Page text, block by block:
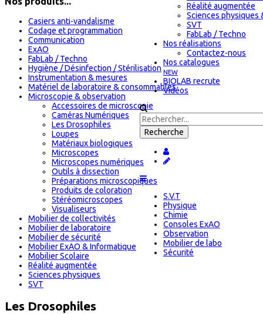
Réalité augmentée
Sciences physiques
SVT
FabLab / Techno
Nos réalisations
Contactez-nous
Nos catalogues
NEW
BIOLAB recrute
Vidéos
S.V.T
Physique
Chimie
Consoles ExAO
Observation
Mobilier de labo
Sécurité
Casiers anti-vandalisme
Codage et programmation
Communication
ExAO
FabLab / Techno
Hygiène / Désinfection / Stérilisation
Instrumentation & mesures
Matériel de laboratoire & consommables
Microscopie & observation
Accessoires de microscopie
Caméras Numériques
Les Drosophiles
Loupes
Matériaux biologiques
Microscopes
Microscopes numériques
Outils à dissection
Préparations microscopiques
Produits de coloration
Stéréomicroscopes
Visualiseurs
Mobilier de collectivités
Mobilier de laboratoire
Mobilier de sécurité
Mobilier ExAO & Informatique
Mobilier Scolaire
Réalité augmentée
Sciences physiques
SVT
Les Drosophiles